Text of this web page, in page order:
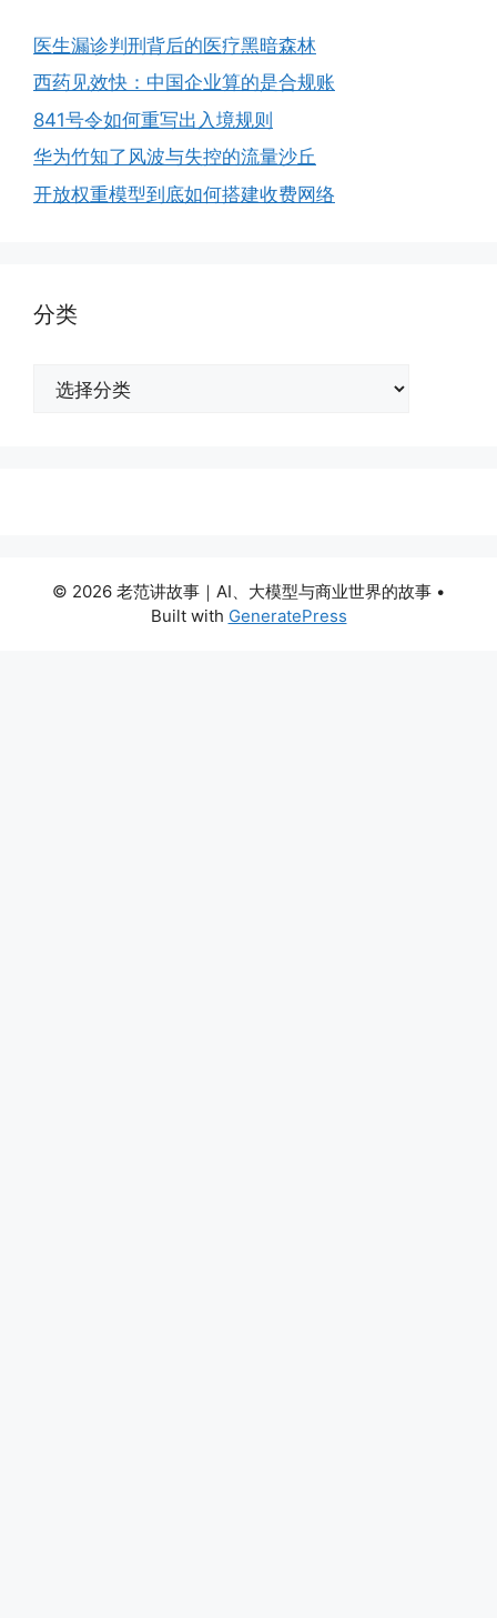
医生漏诊判刑背后的医疗黑暗森林
西药见效快：中国企业算的是合规账
841号令如何重写出入境规则
华为竹知了风波与失控的流量沙丘
开放权重模型到底如何搭建收费网络
分类
© 2026 老范讲故事｜AI、大模型与商业世界的故事 •
Built with GeneratePress